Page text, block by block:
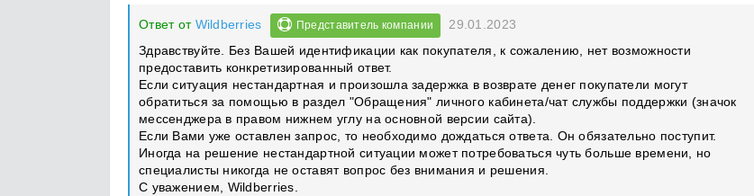
Ответ от Wildberries Представитель компании
29.01.2023
Здравствуйте. Без Вашей идентификации как покупателя, к сожалению, нет возможности
предоставить конкретизированный ответ.
Если ситуация нестандартная и произошла задержка в возврате денег покупатели могут
обратиться за помощью в раздел "Обращения" личного кабинета/чат службы поддержки (значок
мессенджера в правом нижнем углу на основной версии сайта).
Если Вами уже оставлен запрос, то необходимо дождаться ответа. Он обязательно поступит.
Иногда на решение нестандартной ситуации может потребоваться чуть больше времени, но
специалисты никогда не оставят вопрос без внимания и решения.
С уважением, Wildberries.